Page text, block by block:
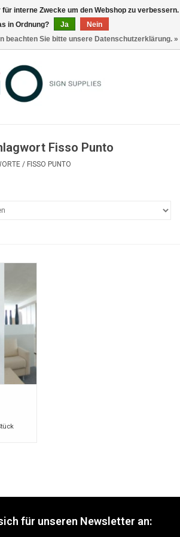
Fisso Punto
/ FISSO PUNTO
für unseren Newsletter an:
interne Zwecke um den Webshop zu verbessern.
in Ordnung?
Ja
Nein
beachten Sie bitte unsere Datenschutzerklärung. »